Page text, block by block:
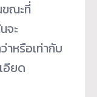
ขณะที่
จะ
หรือเท่ากับ
อียด